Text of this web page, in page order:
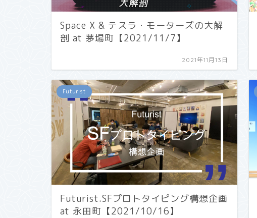
Space X & テスラ・モーターズの大解
剖 at 茅場町【2021/11/7】
2021年11月13日
Futurist
Futurist.SFプロトタイピング構想企画
at 永田町【2021/10/16】